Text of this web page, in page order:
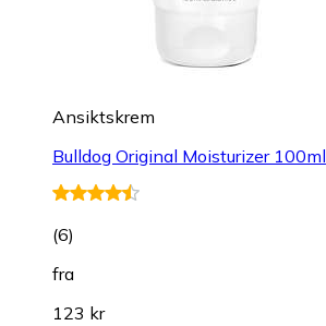
Ansiktskrem
Bulldog Original Moisturizer 100ml
(6)
fra
123 kr